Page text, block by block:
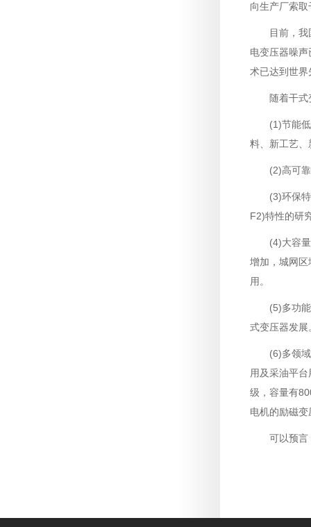
向生产厂索
目前，
电变压器噪
术已达到世界
随着干
(1)节能
料、新工艺
(2)高可
(3)环保
F2)特性的研
(4)大容
增加，城网
用。
(5)多功
式变压器发展
(6)多领
用及采油平
级，容量有
电机的励磁
可以预